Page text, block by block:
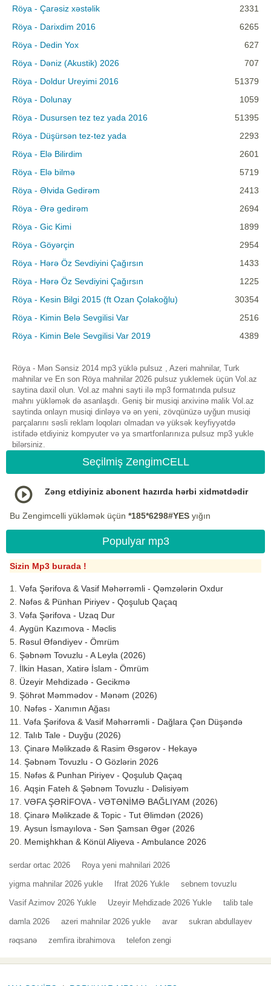
Röya - Çarəsiz xəstəlik
2331
Röya - Darixdim 2016
6265
Röya - Dedin Yox
627
Röya - Dəniz (Akustik) 2026
707
Röya - Doldur Ureyimi 2016
51379
Röya - Dolunay
1059
Röya - Dusursen tez tez yada 2016
51395
Röya - Düşürsən tez-tez yada
2293
Röya - Elə Bilirdim
2601
Röya - Elə bilmə
5719
Röya - Əlvida Gedirəm
2413
Röya - Ərə gedirəm
2694
Röya - Gic Kimi
1899
Röya - Göyərçin
2954
Röya - Hərə Öz Sevdiyini Çağırsın
1433
Röya - Hərə Öz Sevdiyini Çağırsın
1225
Röya - Kesin Bilgi 2015 (ft Ozan Çolakoğlu)
30354
Röya - Kimin Belə Sevgilisi Var
2516
Röya - Kimin Bele Sevgilisi Var 2019
4389
Röya - Mən Sənsiz 2014 mp3 yüklə pulsuz , Azeri mahnilar, Turk
mahnilar ve En son Röya mahnilar 2026 pulsuz yuklemek üçün Vol.az
saytina daxil olun. Vol.az mahni sayti ilə mp3 formatında pulsuz
mahnı yükləmək də asanlaşdı. Geniş bir musiqi arxivinə malik Vol.az
saytinda onlayn musiqi dinləyə və ən yeni, zövqünüzə uyğun musiqi
parçalarını səsli reklam loqoları olmadan və yüksək keyfiyyətdə
istifadə etdiyiniz kompyuter və ya smartfonlarınıza pulsuz mp3 yukle
bilərsiniz.
Seçilmiş ZengimCELL
Zəng etdiyiniz abonent hazırda hərbi xidmətdədir
Bu Zengimcelli yükləmək üçün *185*6298#YES yığın
Populyar mp3
Sizin Mp3 burada !
Vəfa Şərifova & Vasif Məhərrəmli - Qəmzələrin Oxdur
Nəfəs & Pünhan Piriyev - Qoşulub Qaçaq
Vəfa Şərifova - Uzaq Dur
Aygün Kazımova - Məclis
Rəsul Əfəndiyev - Ömrüm
Şəbnəm Tovuzlu - A Leyla (2026)
İlkin Hasan, Xatirə İslam - Ömrüm
Üzeyir Mehdizadə - Gecikmə
Şöhrət Məmmədov - Mənəm (2026)
Nəfəs - Xanımın Ağası
Vəfa Şərifova & Vasif Məhərrəmli - Dağlara Çən Düşəndə
Talıb Tale - Duyğu (2026)
Çinarə Məlikzadə & Rasim Əsgərov - Hekayə
Şəbnəm Tovuzlu - O Gözlərin 2026
Nəfəs & Punhan Piriyev - Qoşulub Qaçaq
Aqşin Fateh & Şəbnəm Tovuzlu - Dəlisiyəm
VƏFA ŞƏRİFOVA - VƏTƏNİMƏ BAĞLIYAM (2026)
Çinarə Məlikzade & Topic - Tut Əlimdən (2026)
Aysun İsmayılova - Sən Şamsan Əgər (2026
Memişhkhan & Könül Aliyeva - Ambulance 2026
serdar ortac 2026 Roya yeni mahnilari 2026
yigma mahnilar 2026 yukle Ifrat 2026 Yukle sebnem tovuzlu
Vasif Azimov 2026 Yukle Uzeyir Mehdizade 2026 Yukle talib tale
damla 2026 azeri mahnilar 2026 yukle avar sukran abdullayev
rəqsanə zemfira ibrahimova telefon zengi